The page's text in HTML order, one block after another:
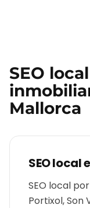
SEO
Mallorca
SEO local
SEO local
Portixol, Son